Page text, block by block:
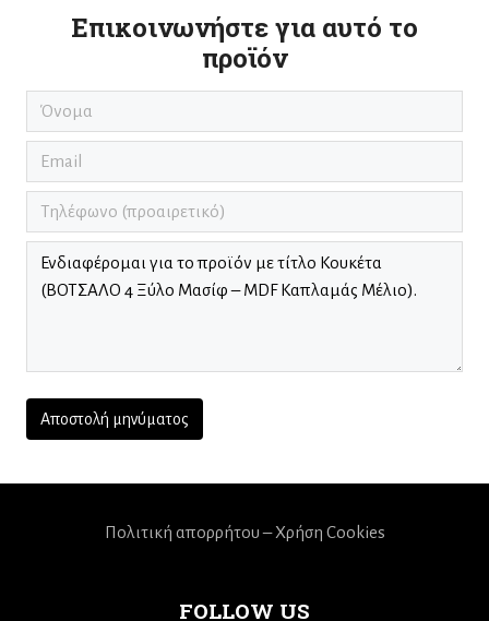
Επικοινωνήστε για αυτό το
προϊόν
FOLLOW US
Πολιτική απορρήτου – Χρήση Cookies